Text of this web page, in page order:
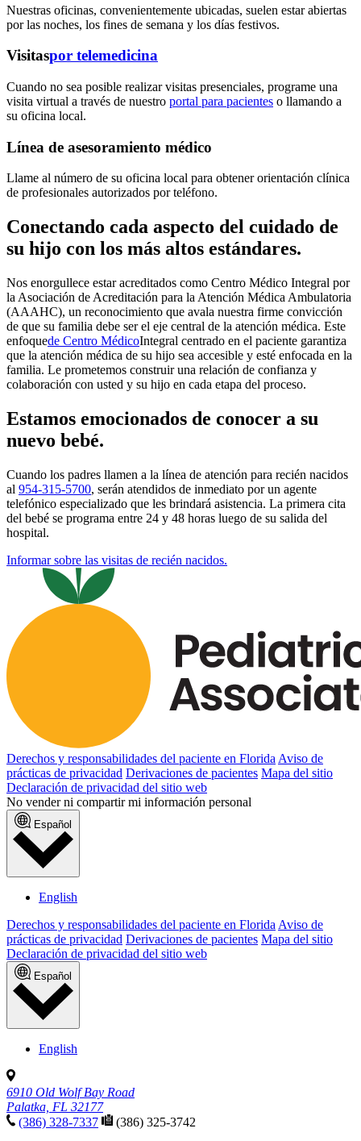
Nuestras oficinas, convenientemente ubicadas, suelen estar abiertas
por las noches, los fines de semana y los días festivos.
Visitaspor telemedicina
Cuando no sea posible realizar visitas presenciales, programe una
visita virtual a través de nuestro portal para pacientes o llamando a
su oficina local.
Línea de asesoramiento médico
Llame al número de su oficina local para obtener orientación clínica
de profesionales autorizados por teléfono.
Conectando cada aspecto del cuidado de
su hijo con los más altos estándares.
Nos enorgullece estar acreditados como Centro Médico Integral por
la Asociación de Acreditación para la Atención Médica Ambulatoria
(AAAHC), un reconocimiento que avala nuestra firme convicción
de que su familia debe ser el eje central de la atención médica. Este
enfoquede Centro MédicoIntegral centrado en el paciente garantiza
que la atención médica de su hijo sea accesible y esté enfocada en la
familia. Le prometemos construir una relación de confianza y
colaboración con usted y su hijo en cada etapa del proceso.
Estamos emocionados de conocer a su
nuevo bebé.
Cuando los padres llamen a la línea de atención para recién nacidos
al 954-315-5700, serán atendidos de inmediato por un agente
telefónico especializado que les brindará asistencia. La primera cita
del bebé se programa entre 24 y 48 horas luego de su salida del
hospital.
Informar sobre las visitas de recién nacidos.
Derechos y responsabilidades del paciente en Florida Aviso de
prácticas de privacidad Derivaciones de pacientes Mapa del sitio
Declaración de privacidad del sitio web
No vender ni compartir mi información personal
Español
English
Derechos y responsabilidades del paciente en Florida Aviso de
prácticas de privacidad Derivaciones de pacientes Mapa del sitio
Declaración de privacidad del sitio web
Español
English
6910 Old Wolf Bay Road
Palatka, FL 32177
(386) 328-7337
(386) 325-3742